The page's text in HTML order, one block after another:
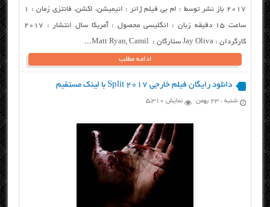
2017 باز نشر توسط : ام بی فیلم ژانر : انیمیشن، اکشن، فانتزی زمان : ۱
ساعت ۱۵ دقیقه زبان : انگلیسی محصول : آمریکا سال انتشار : ۲۰۱۷
کارگردان : Jay Oliva ستارگان : Matt Ryan, Camil...
ادامه مطلب
دانلود رایگان فیلم خارجی Split 2017 با لینک مستقیم
شنبه ، ۲۳ بهمن نمایش 5,310